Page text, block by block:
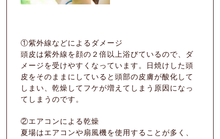
①紫外線などによるダメージ
頭皮は紫外線を顔の２倍以上浴びているので、ダ
メージを受けやすくなっています。日焼けした頭
皮をそのままにしていると頭部の皮膚が酸化して
しまい、乾燥してフケが増えてしまう原因になっ
てしまうのです。
②エアコンによる乾燥
夏場はエアコンや扇風機を使用することが多く、